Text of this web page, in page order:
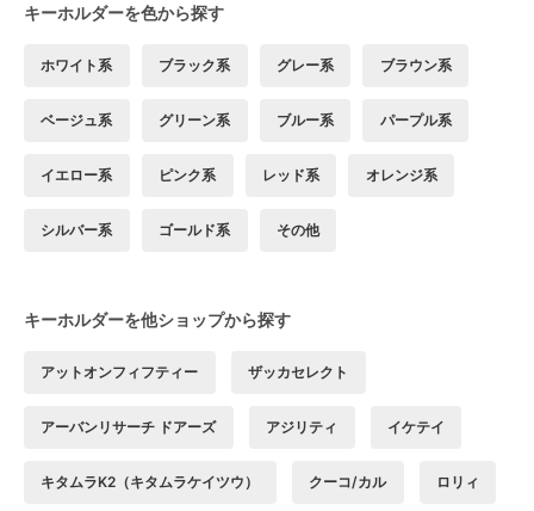
キーホルダーを色から探す
ホワイト系 ブラック系 グレー系 ブラウン系
ベージュ系 グリーン系 ブルー系 パープル系
イエロー系 ピンク系 レッド系 オレンジ系
シルバー系 ゴールド系 その他
キーホルダーを他ショップから探す
アットオンフィフティー ザッカセレクト
アーバンリサーチ ドアーズ アジリティ イケテイ
キタムラK2（キタムラケイツウ） クーコ/カル ロリィ